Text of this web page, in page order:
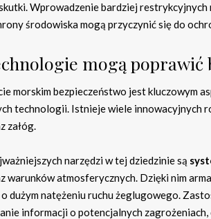
Wprowadzenie bardziej
środowiska mogą przyczynić się do
mogą
morskim bezpieczeństwo jest kluczowym
technologii. Istnieje wiele innowacyjnych
załóg.
narzędzi w tej dziedzinie są
warunków atmosferycznych. Dzięki nim
dużym natężeniu ruchu żeglugowego.
informacji o potencjalnych